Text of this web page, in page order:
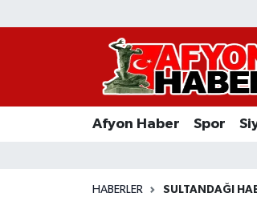
Afyon Haber Spor
HABERLER SULTANDAĞI
Afyon Haber
Asayiş Yaşam